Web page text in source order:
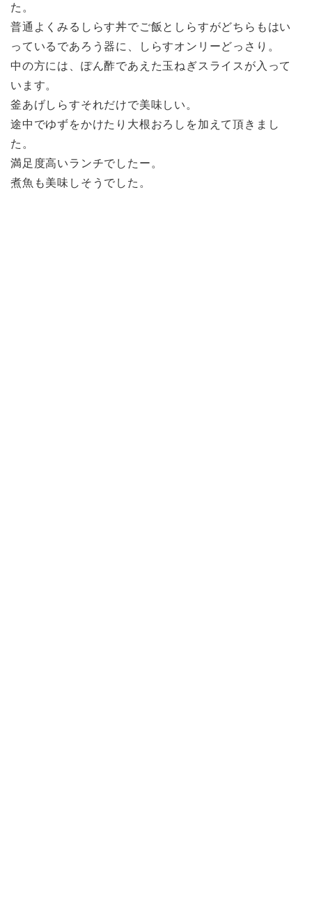
た。
普通よくみるしらす丼でご飯としらすがどちらもはい
っているであろう器に、しらすオンリーどっさり。
中の方には、ぽん酢であえた玉ねぎスライスが入って
います。
釜あげしらすそれだけで美味しい。
途中でゆずをかけたり大根おろしを加えて頂きまし
た。
満足度高いランチでしたー。
煮魚も美味しそうでした。